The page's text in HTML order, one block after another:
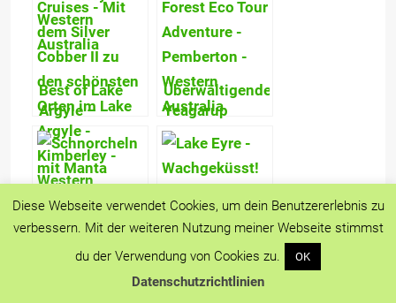
geächtete
Salzwasserkrokodile
Grandiose
Felsen &
Farben
Best of Lake
Argyle –
Faszinierende
Bootstour auf
dem Juwel der
Überwältigende
Yeagarup
Sanddünen &
Gigantische
Karri Wälder –
4WD
Adventure!
Schnorcheln
Rochen – Von
Lake Eyre –
Suche nach
Diese Webseite verwendet Cookies, um dein Benutzererlebnis zu
verbessern. Mit der weiteren Nutzung meiner Webseite stimmst
du der Verwendung von Cookies zu.
OK
Datenschutzrichtlinien